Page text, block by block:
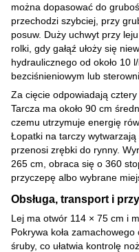
można dopasować do
przechodzi szybciej, przy
posuw. Duży uchwyt przy
rolki, gdy gałąź ułoży się
hydraulicznego od około 10
bezciśnieniowym lub
Za cięcie odpowiadają
Tarcza ma około 90 cm
czemu utrzymuje energię
Łopatki na tarczy
przenosi zrębki do rynny.
265 cm, obraca się o 360
przyczepę albo wybrane
Obsługa, transport i
Lej ma otwór 114 × 75 cm i
Pokrywa koła
śruby, co ułatwia kontrolę